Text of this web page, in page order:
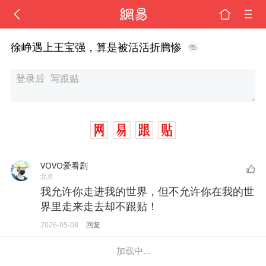
徐峥遇上王宝强，算是被活活折腾惨
VOVO爱看剧
北京
我允许你走进我的世界，但不允许你在我的世
界里走来走去却不跟贴！
2026-05-08 回复
加载中...